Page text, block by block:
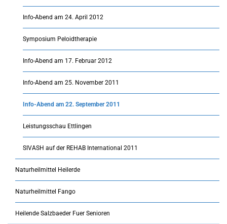
Info-Abend am 24. April 2012
Symposium Peloidtherapie
Info-Abend am 17. Februar 2012
Info-Abend am 25. November 2011
Info-Abend am 22. September 2011
Leistungsschau Ettlingen
SIVASH auf der REHAB International 2011
Naturheilmittel Heilerde
Naturheilmittel Fango
Heilende Salzbaeder Fuer Senioren